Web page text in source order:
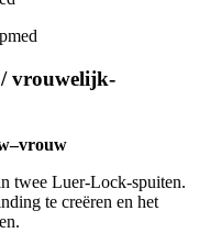
vrouwelijk-
twee Luer-Lock-spuiten.
te creëren en het